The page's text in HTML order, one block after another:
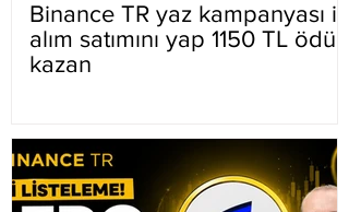
Binance TR yaz kampanyası ilk
alım satımını yap 1150 TL ödül
kazan